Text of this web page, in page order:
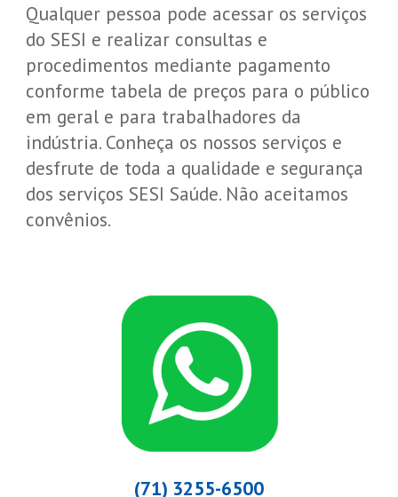
Qualquer pessoa pode acessar os serviços
do SESI e realizar consultas e
procedimentos mediante pagamento
conforme tabela de preços para o público
em geral e para trabalhadores da
indústria. Conheça os nossos serviços e
desfrute de toda a qualidade e segurança
dos serviços SESI Saúde. Não aceitamos
convênios.
(71) 3255-6500